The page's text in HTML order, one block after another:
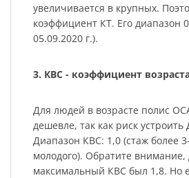
увеличивается в крупных.
коэффициент КТ. Его диапазон
05.09.2020 г.).
3. КВС - коэффициент
Для людей в возрасте полис
дешевле, так как риск
Диапазон КВС: 1,0 (стаж более
молодого). Обратите внимание,
максимальный КВС был 1,8. Но